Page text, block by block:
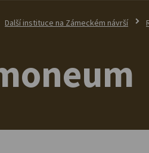
Další instituce na Zámeckém návrší